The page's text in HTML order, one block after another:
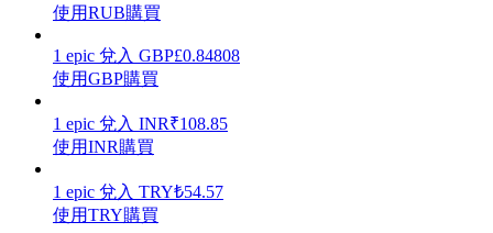
增值寶
使您的資產穩定增值
使用RUB購買
1 epic 兌入 GBP£0.84808
使用GBP購買
1 epic 兌入 INR₹108.85
使用INR購買
1 epic 兌入 TRY₺54.57
使用TRY購買